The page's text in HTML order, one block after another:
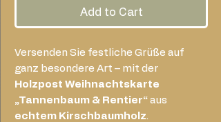
Add to Cart
Versenden Sie festliche Grüße auf
ganz besondere Art – mit der
Holzpost Weihnachtskarte
„Tannenbaum & Rentier“ aus
echtem Kirschbaumholz.